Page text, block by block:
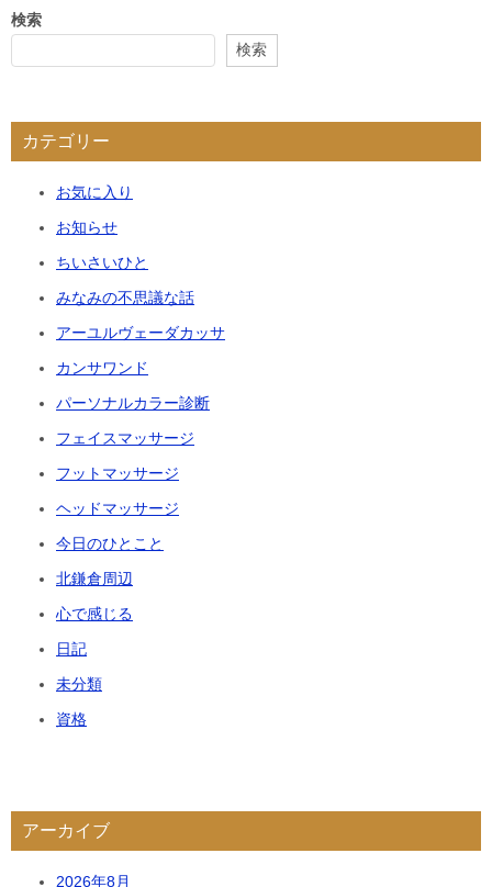
検索
検索
カテゴリー
お気に入り
お知らせ
ちいさいひと
みなみの不思議な話
アーユルヴェーダカッサ
カンサワンド
パーソナルカラー診断
フェイスマッサージ
フットマッサージ
ヘッドマッサージ
今日のひとこと
北鎌倉周辺
心で感じる
日記
未分類
資格
アーカイブ
2026年8月